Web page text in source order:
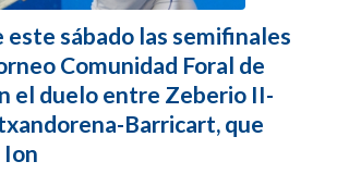
este sábado las semifinales
Comunidad Foral de
el duelo entre Zeberio II-
Barricart, que